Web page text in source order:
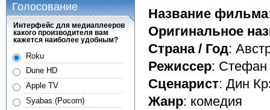
Название фильма
Оригинальное
Страна / Год:
Режиссер: Стефан
Сценарист: Дин
Жанр: комедия
Голосование
Интерфейс для медиаплееров
какого производителя вам
кажется наиболее удобным?
Roku
Dune HD
Apple TV
Syabas (Pocorn)